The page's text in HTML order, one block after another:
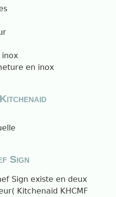
inox
en inox
Sign
Sign existe en deux
Kitchenaid KHCMF